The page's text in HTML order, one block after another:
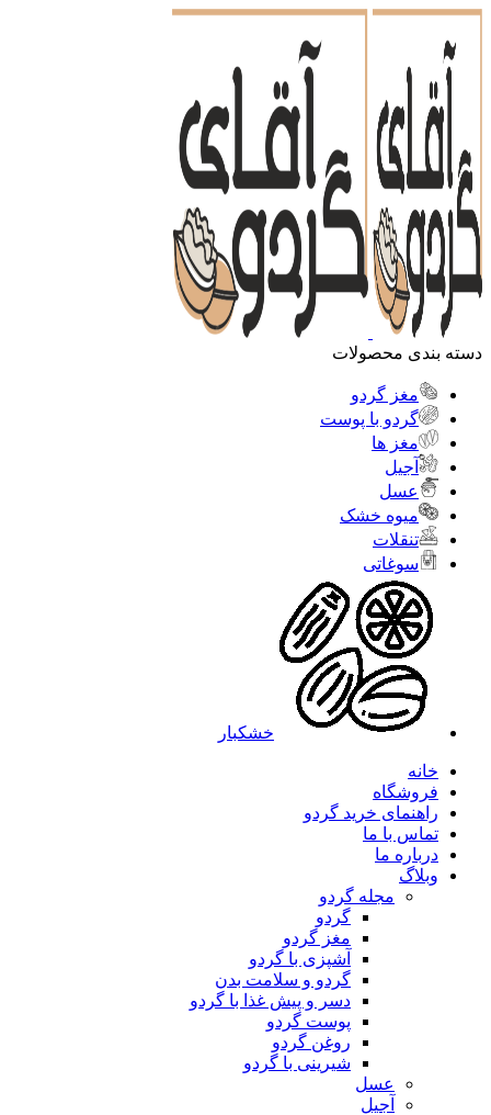
دسته بندی محصولات
مغز گردو
گردو با پوست
مغز ها
آجیل
عسل
میوه خشک
تنقلات
سوغاتی
خشکبار
خانه
فروشگاه
راهنمای خرید گردو
تماس با ما
درباره ما
وبلاگ
مجله گردو
گردو
مغز گردو
آشپزی با گردو
گردو و سلامت بدن
دسر و پیش غذا با گردو
پوست گردو
روغن گردو
شیرینی با گردو
عسل
آجیل